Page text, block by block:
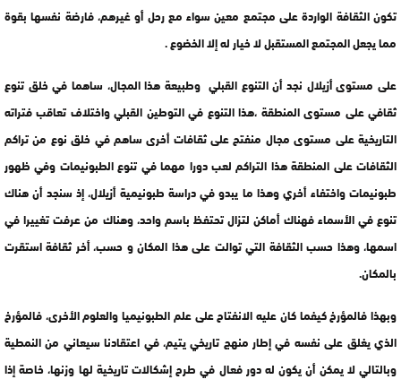
تكون الثقافة الواردة على مجتمع معين سواء مع رحل أو غيرهم، فارضة نفسها بقوة
مما يجعل المجتمع المستقبل لا خيار له إلا الخضوع .
على مستوى أزيلال نجد أن التنوع القبلي وطبيعة هذا المجال، ساهما في خلق تنوع
ثقافي على مستوى المنطقة ،هذا التنوع في التوطين القبلي واختلاف تعاقب فتراته
التاريخية على مستوى مجال منفتح على ثقافات أخرى ساهم في خلق نوع من تراكم
الثقافات على المنطقة هذا التراكم لعب دورا مهما في تنوع الطبونيمات وفي ظهور
طبونيمات واختفاء أخري وهذا ما يبدو في دراسة طبونيمية أزيلال، إذ سنجد أن هناك
تنوع في الأسماء فهناك أماكن لتزال تحتفظ باسم واحد، وهناك من عرفت تغييرا في
اسمها، وهذا حسب الثقافة التي توالت على هذا المكان و حسب، أخر ثقافة استقرت
بالمكان.
وبهذا فالمؤرخ كيفما كان عليه الانفتاح على علم الطبونيميا والعلوم الأخرى، فالمؤرخ
الذي يغلق على نفسه في إطار منهج تاريخي يتيم، في اعتقادنا سيعاني من النمطية
وبالتالي لا يمكن أن يكون له دور فعال في طرح إشكالات تاريخية لها وزنها، خاصة إذا